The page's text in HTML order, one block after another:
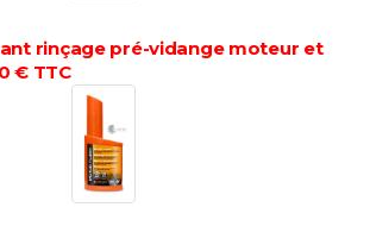
rinçage pré-vidange moteur et
€ TTC